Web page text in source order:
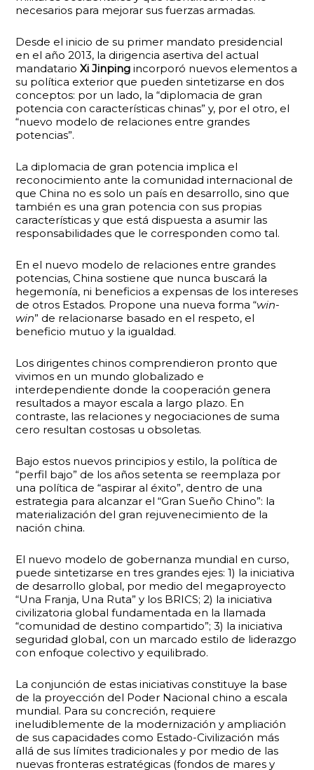
necesarios para mejorar sus fuerzas armadas.
Desde el inicio de su primer mandato presidencial
en el año 2013, la dirigencia asertiva del actual
mandatarioXi Jinping incorporó nuevos elementos a
su política exterior que pueden sintetizarse en dos
conceptos: por un lado, la “diplomacia de gran
potencia con características chinas” y, por el otro, el
“nuevo modelo de relaciones entre grandes
potencias”.
La diplomacia de gran potencia implica el
reconocimiento ante la comunidad internacional de
que China no es solo un país en desarrollo, sino que
también es una gran potencia con sus propias
características y que está dispuesta a asumir las
responsabilidades que le corresponden como tal.
En el nuevo modelo de relaciones entre grandes
potencias, China sostiene que nunca buscará la
hegemonía, ni beneficios a expensas de los intereses
de otros Estados. Propone una nueva forma “win-
win” de relacionarse basado en el respeto, el
beneficio mutuo y la igualdad.
Los dirigentes chinos comprendieron pronto que
vivimos en un mundo globalizado e
interdependiente donde la cooperación genera
resultados a mayor escala a largo plazo. En
contraste, las relaciones y negociaciones de suma
cero resultan costosas u obsoletas.
Bajo estos nuevos principios y estilo, la política de
“perfil bajo” de los años setenta se reemplaza por
una política de “aspirar al éxito”, dentro de una
estrategia para alcanzar el “Gran Sueño Chino”: la
materialización del gran rejuvenecimiento de la
nación china.
El nuevo modelo de gobernanza mundial en curso,
puede sintetizarse en tres grandes ejes: 1) la iniciativa
de desarrollo global, por medio del megaproyecto
“Una Franja, Una Ruta” y los BRICS; 2) la iniciativa
civilizatoria global fundamentada en la llamada
“comunidad de destino compartido”; 3) la iniciativa
seguridad global, con un marcado estilo de liderazgo
con enfoque colectivo y equilibrado.
La conjunción de estas iniciativas constituye la base
de la proyección del Poder Nacional chino a escala
mundial. Para su concreción, requiere
ineludiblemente de la modernización y ampliación
de sus capacidades como Estado-Civilización más
allá de sus límites tradicionales y por medio de las
nuevas fronteras estratégicas (fondos de mares y